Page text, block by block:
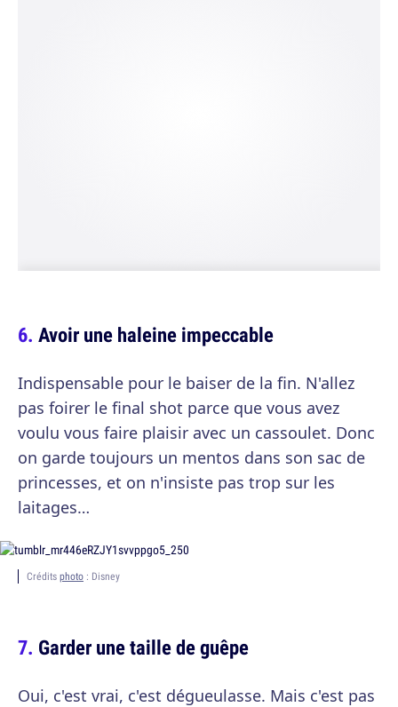
Avoir une haleine impeccable
Indispensable pour le baiser de la fin. N'allez
pas foirer le final shot parce que vous avez
voulu vous faire plaisir avec un cassoulet. Donc
on garde toujours un mentos dans son sac de
princesses, et on n'insiste pas trop sur les
laitages…
Crédits photo : Disney
Garder une taille de guêpe
Oui, c'est vrai, c'est dégueulasse. Mais c'est pas